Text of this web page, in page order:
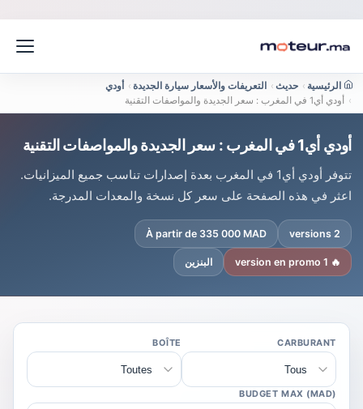
الرئيسية › حديث › التعريفات والأسعار سيارة الجديدة ›
أودي
›
أودي أي1 في المغرب : سعر الجديدة والمواصفات التقنية
أودي أي1 في المغرب : سعر الجديدة والمواصفات التقنية
تتوفر أودي أي1 في المغرب بعدة إصدارات تناسب جميع الميزانيات.
اعثر في هذه الصفحة على سعر كل نسخة والمعدات المدرجة.
2 versions
À partir de 335 000 MAD
🔥 1 version en promo البنزين
CARBURANT
BOÎTE
BUDGET MAX (MAD)